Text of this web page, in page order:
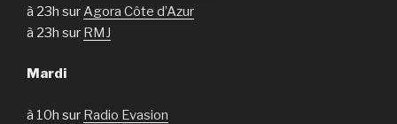
à 23h sur Agora Côte d’Azur
à 23h sur RMJ
Mardi
à 10h sur Radio Evasion